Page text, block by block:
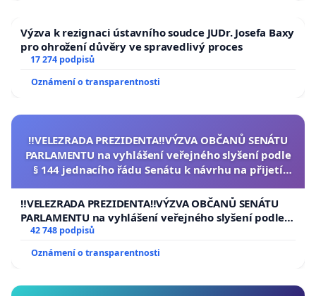
Výzva k rezignaci ústavního soudce JUDr. Josefa Baxy
pro ohrožení důvěry ve spravedlivý proces
17 274 podpisů
Oznámení o transparentnosti
‼️VELEZRADA PREZIDENTA‼️VÝZVA OBČANŮ SENÁTU
PARLAMENTU na vyhlášení veřejného slyšení podle
§ 144 jednacího řádu Senátu k návrhu na přijetí
republiky
‼️VELEZRADA PREZIDENTA‼️VÝZVA OBČANŮ SENÁTU
PARLAMENTU na vyhlášení veřejného slyšení podle §
144 jednacího řádu Senátu k návrhu na přijetí
usnesení k podání ústavní žaloby na prezidenta
republiky
42 748 podpisů
Oznámení o transparentnosti